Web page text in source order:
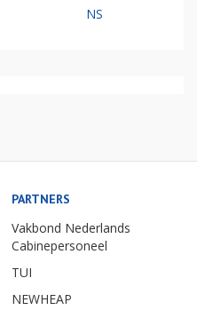
NS
PARTNERS
Vakbond Nederlands
Cabinepersoneel
TUI
NEWHEAP